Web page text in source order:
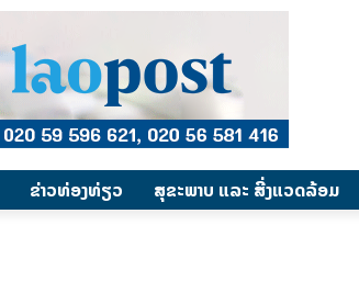
​ຂ່າວທ່ອງທ່ຽວ ສຸຂະພາບ ແລະ ສີ່ງແວດລ້ອມ